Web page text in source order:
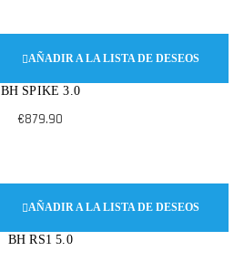
Las
opciones
se
la
página
AÑADIR A LA LISTA DE DESEOS
Este
producto
Las
opciones
BH SPIKE 3.0
€879.90
AÑADIR A LA LISTA DE DESEOS
BH RS1 5.0